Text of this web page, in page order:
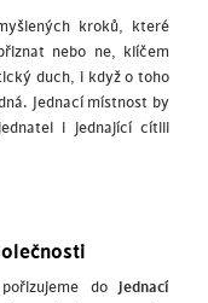
kroků, které
nebo ne, klíčem
duch, i když o toho
Jednací místnost by
i jednající cítili
do jednací